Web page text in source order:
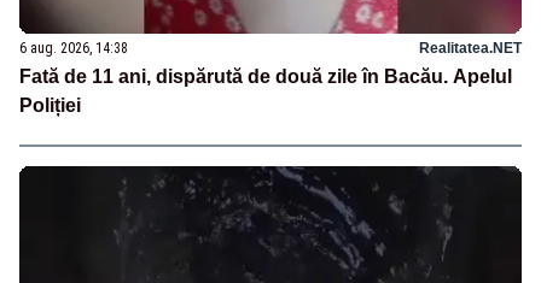
6 aug. 2026, 14:38 Realitatea.NET
Fată de 11 ani, dispărută de două zile în Bacău. Apelul
Poliției